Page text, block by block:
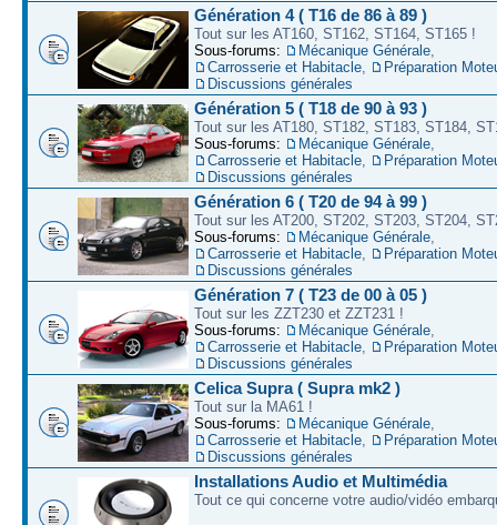
Génération 4 ( T16 de 86 à 89 )
Tout sur les AT160, ST162, ST164, ST165 !
Sous-forums:
Mécanique Générale
Carrosserie et Habitacle
Préparation
Discussions générales
Génération 5 ( T18 de 90 à 93 )
Tout sur les AT180, ST182, ST183, ST184,
Sous-forums:
Mécanique Générale
Carrosserie et Habitacle
Préparation
Discussions générales
Génération 6 ( T20 de 94 à 99 )
Tout sur les AT200, ST202, ST203, ST204,
Sous-forums:
Mécanique Générale
Carrosserie et Habitacle
Préparation
Discussions générales
Génération 7 ( T23 de 00 à 05 )
Tout sur les ZZT230 et ZZT231 !
Sous-forums:
Mécanique Générale
Carrosserie et Habitacle
Préparation
Discussions générales
Celica Supra ( Supra mk2 )
Tout sur la MA61 !
Sous-forums:
Mécanique Générale
Carrosserie et Habitacle
Préparation
Discussions générales
Installations Audio et Multimédia
Tout ce qui concerne votre audio/vidéo